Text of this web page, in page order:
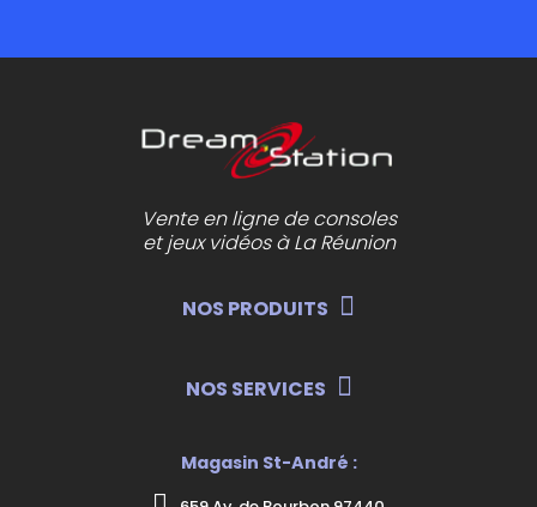
Vente en ligne de consoles
et jeux vidéos à La Réunion
NOS PRODUITS
NOS SERVICES
Magasin St-André :